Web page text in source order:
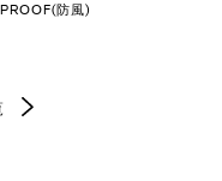
防風)